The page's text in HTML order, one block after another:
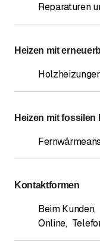
Reparaturen
Heizen mit
Heizen mit fossilen
Kontaktformen
Beim Kunden,
Online,